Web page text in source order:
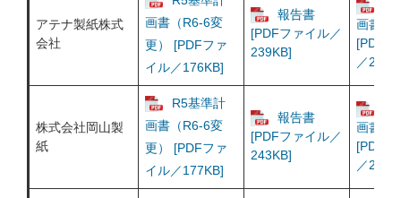
アテナ製紙株式
会社
画書（R6-6変
更） [PDFファ
イル／176KB]
報告書
[PDFファイル／
239KB]
画書（
[PDFフ
／
株式会社岡山製
紙
R5基準計
画書（R6-6変
更） [PDFファ
イル／177KB]
報告書
[PDFファイル／
243KB]
画書（
[PDFフ
／